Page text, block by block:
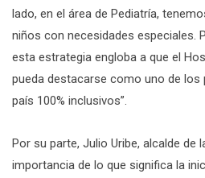
lado, en el área de Pediatría,
niños con necesidades especiales.
esta estrategia engloba a que el
pueda destacarse como uno de los
país 100% inclusivos”.
Por su parte, Julio Uribe, alcalde de
importancia de lo que significa la